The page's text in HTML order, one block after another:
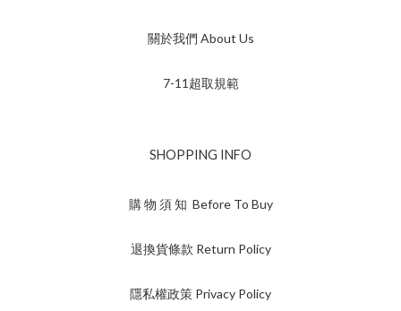
關於我們 About Us
7-11超取規範
SHOPPING INFO
購 物 須 知 Before To Buy
退換貨條款 Return Policy
隱私權政策 Privacy Policy